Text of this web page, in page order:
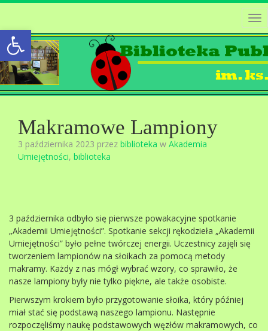
Open toolbar
Makramowe Lampiony
3 października 2023 przez biblioteka w Akademia
Umiejętności, biblioteka
3 października odbyło się pierwsze powakacyjne spotkanie
„Akademii Umiejętności”. Spotkanie sekcji rękodzieła „Akademii
Umiejętności” było pełne twórczej energii. Uczestnicy zajęli się
tworzeniem lampionów na słoikach za pomocą metody
makramy. Każdy z nas mógł wybrać wzory, co sprawiło, że
nasze lampiony były nie tylko piękne, ale także osobiste.
Pierwszym krokiem było przygotowanie słoika, który później
miał stać się podstawą naszego lampionu. Następnie
rozpoczęliśmy naukę podstawowych węzłów makramowych, co